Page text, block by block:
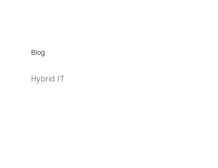
Blog
Hybrid IT